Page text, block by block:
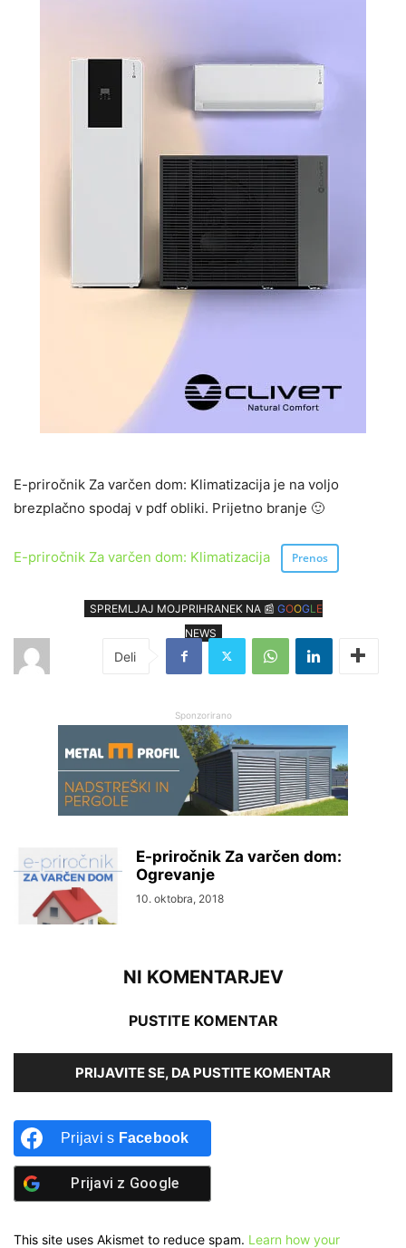
E-priročnik Za varčen dom: Klimatizacija je na voljo
brezplačno spodaj v pdf obliki. Prijetno branje 🙂
E-priročnik Za varčen dom: Klimatizacija Prenos
SPREMLJAJ MOJPRIHRANEK NA 📰 GOOGL E
NEWS
Sponzorirano
E-priročnik Za varčen dom:
Ogrevanje
10. oktobra, 2018
NI KOMENTARJEV
PUSTITE KOMENTAR
PRIJAVITE SE, DA PUSTITE KOMENTAR
Prijavi s Facebook
Prijavi z Google
This site uses Akismet to reduce spam. Learn how your